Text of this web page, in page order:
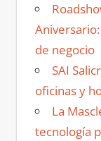
de negocio
SAI
oficinas y
La
tecnología